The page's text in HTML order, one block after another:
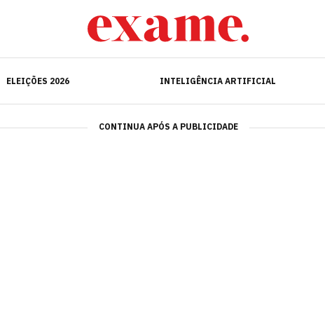
ELEIÇÕES 2026 INTELIGÊNCIA ARTIFICIAL
INTELIGÊNCIA ARTIFICIAL
CONTINUA APÓS A PUBLICIDADE